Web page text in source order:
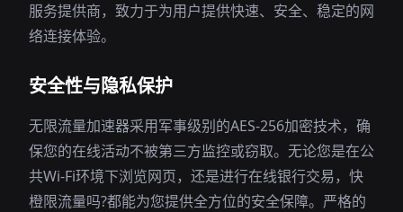
服务提供商，致力于为用户提供快速、安全、稳定的网
络连接体验。
安全性与隐私保护
无限流量加速器采用军事级别的AES-256加密技术，确
保您的在线活动不被第三方监控或窃取。无论您是在公
共Wi-Fi环境下浏览网页，还是进行在线银行交易，快
橙限流量吗?都能为您提供全方位的安全保障。严格的